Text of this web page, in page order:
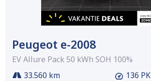
Peugeot e-2008
EV Allure Pack 50 kWh SOH 100%
33.560 km
136 PK